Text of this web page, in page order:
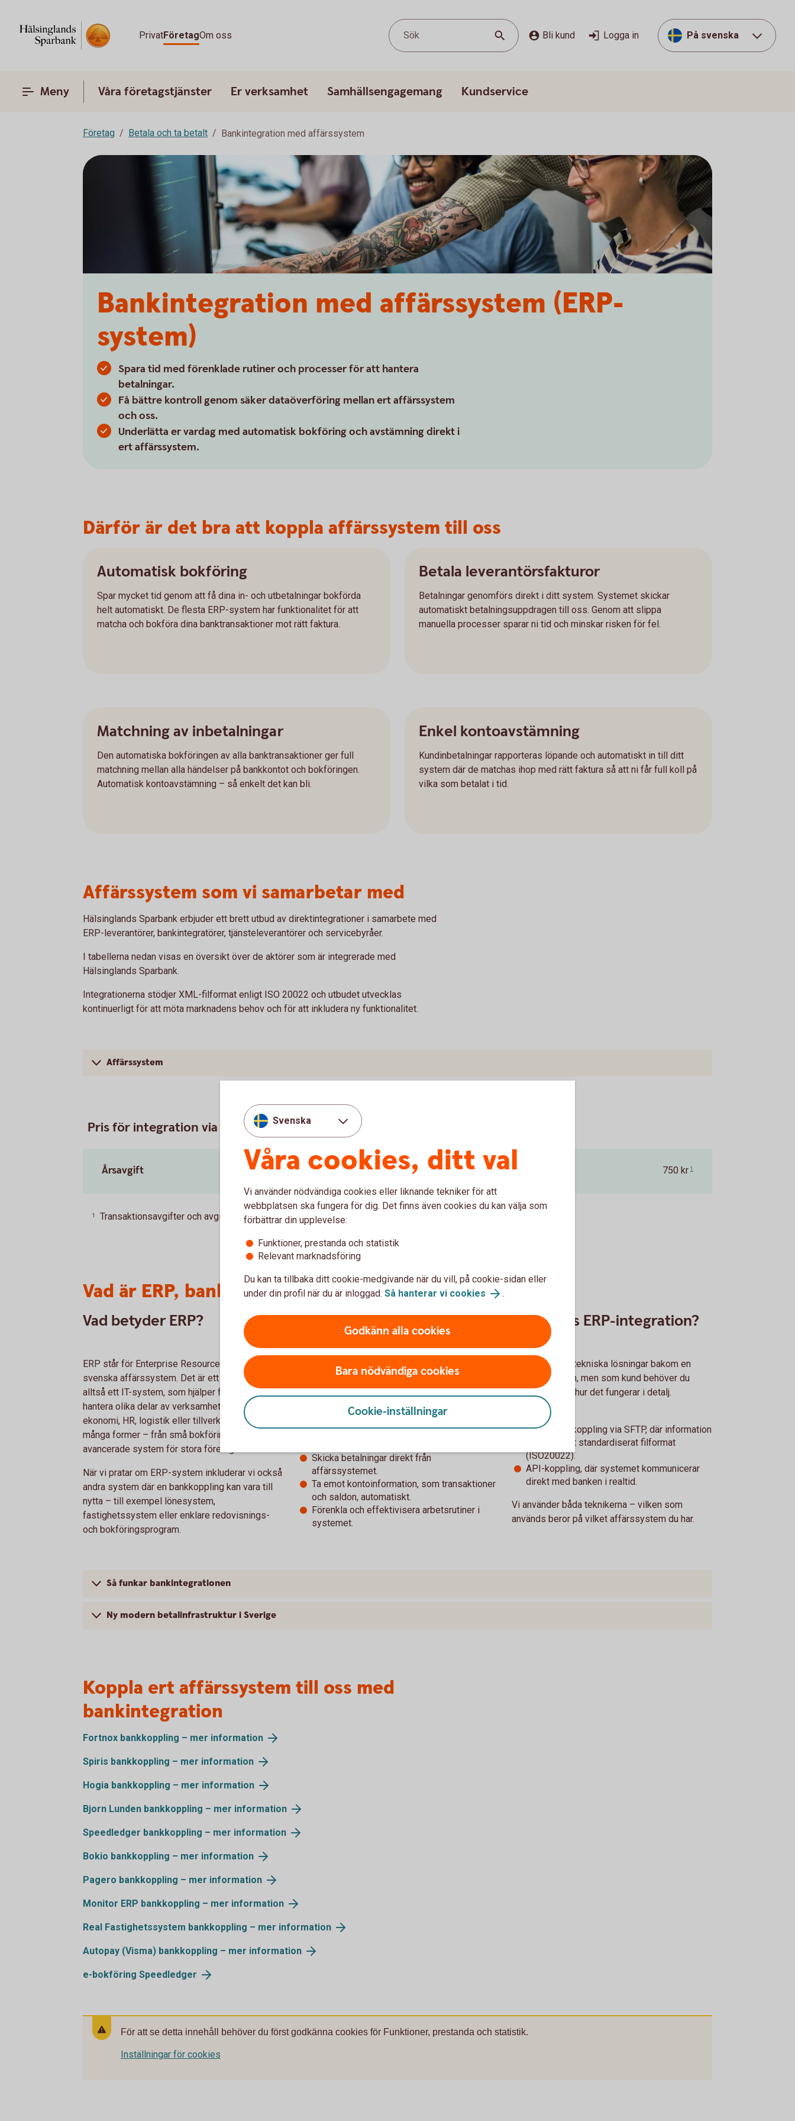
PrivatFöretagOm oss Sök Bli kund Logga in På svenska
Meny Våra företagstjänster Er verksamhet Samhällsengagemang Kundservice
Företag Betala och ta betalt Bankintegration med affärssystem
Bankintegration med affärssystem (ERP-
system)
Spara tid med förenklade rutiner och processer för att hantera
betalningar.
Få bättre kontroll genom säker dataöverföring mellan ert affärssystem
och oss.
Underlätta er vardag med automatisk bokföring och avstämning direkt i
ert affärssystem.
Därför är det bra att koppla affärssystem till oss
Automatisk bokföring
Spar mycket tid genom att få dina in- och utbetalningar bokförda
helt automatiskt. De flesta ERP-system har funktionalitet för att
matcha och bokföra dina banktransaktioner mot rätt faktura.
Matchning av inbetalningar
Den automatiska bokföringen av alla banktransaktioner ger full
matchning mellan alla händelser på bankkontot och bokföringen.
Automatisk kontoavstämning – så enkelt det kan bli.
Betala leverantörsfakturor
Betalningar genomförs direkt i ditt system. Systemet skickar
automatiskt betalningsuppdragen till oss. Genom att slippa
manuella processer sparar ni tid och minskar risken för fel.
Enkel kontoavstämning
Kundinbetalningar rapporteras löpande och automatiskt in till ditt
system där de matchas ihop med rätt faktura så att ni får full koll på
vilka som betalat i tid.
Affärssystem som vi samarbetar med
Hälsinglands Sparbank erbjuder ett brett utbud av direktintegrationer i samarbete med
ERP-leverantörer, bankintegratörer, tjänsteleverantörer och servicebyråer.
I tabellerna nedan visas en översikt över de aktörer som är integrerade med
Hälsinglands Sparbank.
Integrationerna stödjer XML-filformat enligt ISO 20022 och utbudet utvecklas
kontinuerligt för att möta marknadens behov och för att inkludera ny funktionalitet.
Affärssystem
Pris för integration via affärssystem, per avtal
Årsavgift 750 kr 1
1 Transaktionsavgifter och avgifter för underliggande tjänster och produkter tillkommer.
Vad är ERP, bankintegration och ERP-integration?
Vad betyder ERP?
ERP står för Enterprise Resource Planning – på
svenska affärssystem. Det är ett affärssystem,
alltså ett IT-system, som hjälper företag att
hantera olika delar av verksamheten, som
ekonomi, HR, logistik eller tillverkning. De finns i
många former – från små bokföringsprogram till
avancerade system för stora företag.
När vi pratar om ERP-system inkluderar vi också
andra system där en bankkoppling kan vara till
nytta – till exempel lönesystem,
fastighetssystem eller enklare redovisnings-
och bokföringsprogram.
Bankintegration av ERP
ERP-integration – eller bankkoppling – betyder
att affärssystemet kopplas ihop med banken.
Syftet med integrationen kan skilja sig åt mellan
olika system och banker. Bland annat gör en
bankintegration det möjligt att automatisera
Skicka betalningar direkt från
affärssystemet.
Ta emot kontoinformation, som transaktioner
och saldon, automatiskt.
Förenkla och effektivisera arbetsrutiner i
systemet.
Hur byggs ERP-integration?
Det finns olika tekniska lösningar bakom en
ERP-integration, men som kund behöver du
sällan tänka på hur det fungerar i detalj.
Vanligast är:
Filbaserad koppling via SFTP, där information
skickas i ett standardiserat filformat
(ISO20022).
API-koppling, där systemet kommunicerar
direkt med banken i realtid.
Vi använder båda teknikerna – vilken som
används beror på vilket affärssystem du har.
Så funkar bankintegrationen
Ny modern betalinfrastruktur i Sverige
Koppla ert affärssystem till oss med
bankintegration
Fortnox bankkoppling – mer information
Spiris bankkoppling – mer information
Hogia bankkoppling – mer information
Bjorn Lunden bankkoppling – mer information
Speedledger bankkoppling – mer information
Bokio bankkoppling – mer information
Pagero bankkoppling – mer information
Monitor ERP bankkoppling – mer information
Real Fastighetssystem bankkoppling – mer information
Autopay (Visma) bankkoppling – mer information
e-bokföring Speedledger
För att se detta innehåll behöver du först godkänna cookies för Funktioner, prestanda och statistik.
Inställningar för cookies
Svenska
Våra cookies, ditt val
Vi använder nödvändiga cookies eller liknande tekniker för att
webbplatsen ska fungera för dig. Det finns även cookies du kan välja som
förbättrar din upplevelse:
Funktioner, prestanda och statistik
Relevant marknadsföring
Du kan ta tillbaka ditt cookie-medgivande när du vill, på cookie-sidan eller
under din profil när du är inloggad. Så hanterar vi cookies .
Godkänn alla cookies
Bara nödvändiga cookies
Cookie-inställningar